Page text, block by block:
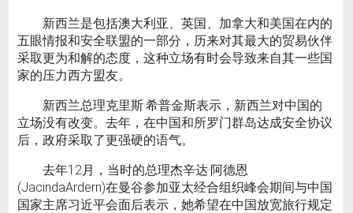
新西兰是包括澳大利亚、英国、加拿大和美国在内的
五眼情报和安全联盟的一部分，历来对其最大的贸易伙伴
采取更为和解的态度，这种立场有时会导致来自其一些国
家的压力西方盟友。
新西兰总理克里斯·希普金斯表示，新西兰对中国的
立场没有改变。去年，在中国和所罗门群岛达成安全协议
后，政府采取了更强硬的语气。
去年12月，当时的总理杰辛达·阿德恩
(JacindaArdern)在曼谷参加亚太经合组织峰会期间与中国
国家主席习近平会面后表示，她希望在中国放宽旅行规定